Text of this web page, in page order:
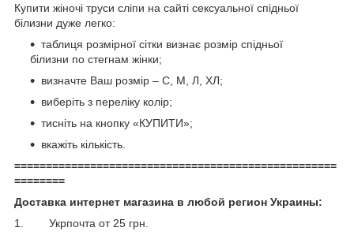
Купити жіночі труси сліпи на сайті сексуальної спідньої
білизни дуже легко:
таблиця розмірної сітки визнає розмір спідньої
білизни по стегнам жінки;
визначте Ваш розмір – С, М, Л, ХЛ;
виберіть з переліку колір;
тисніть на кнопку «КУПИТИ»;
вкажіть кількість.
===================================================
========
Доставка интернет магазина в любой регион Украины:
1. Укрпочта от 25 грн.